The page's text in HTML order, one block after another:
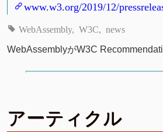
www.w3.org/2019/12/
WebAssembly W3C news
WebAssemblyがW3C
アーティクル